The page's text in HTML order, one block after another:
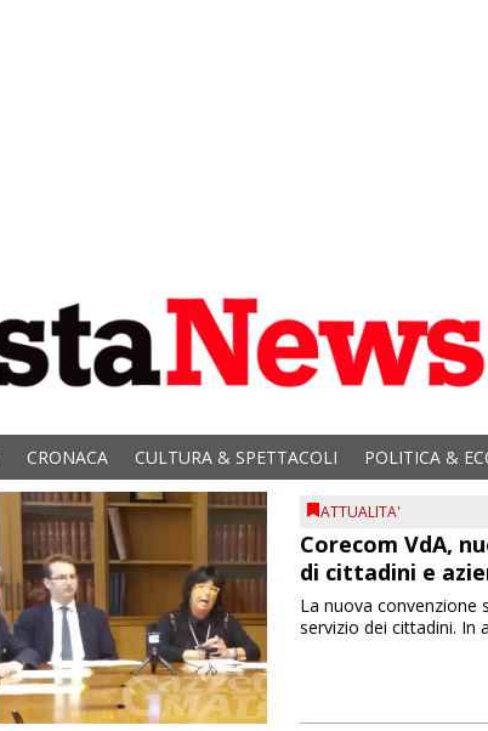
CRONACA CULTURA & SPETTACOLI POLITICA &
ATTUALITA'
Corecom VdA,
di cittadini e
La nuova convenzione
servizio dei cittadini. In